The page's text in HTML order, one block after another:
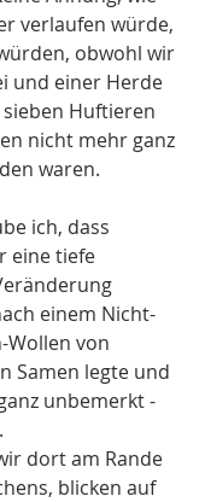
verlaufen würde,
obwohl wir
und einer Herde
Huftieren
nicht mehr ganz
waren.
ich, dass
eine tiefe
einem Nicht-
Wollen von
Samen legte und
unbemerkt -
dort am Rande
blicken auf